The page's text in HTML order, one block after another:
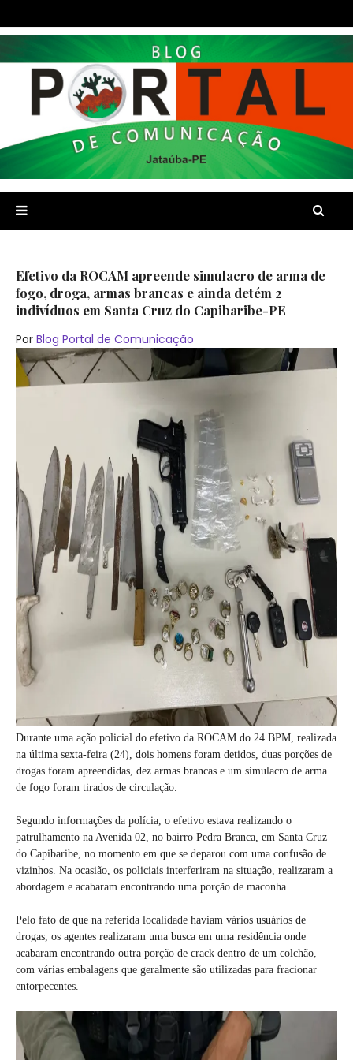
Efetivo da ROCAM apreende simulacro de arma de
fogo, droga, armas brancas e ainda detém 2
indivíduos em Santa Cruz do Capibaribe-PE
Por Blog Portal de Comunicação
Durante uma ação policial do efetivo da ROCAM do 24 BPM, realizada
na última sexta-feira (24), dois homens foram detidos, duas porções de
drogas foram apreendidas, dez armas brancas e um simulacro de arma
de fogo foram tirados de circulação.
Segundo informações da polícia, o efetivo estava realizando o
patrulhamento na Avenida 02, no bairro Pedra Branca, em Santa Cruz
do Capibaribe, no momento em que se deparou com uma confusão de
vizinhos. Na ocasião, os policiais interferiram na situação, realizaram a
abordagem e acabaram encontrando uma porção de maconha.
Pelo fato de que na referida localidade haviam vários usuários de
drogas, os agentes realizaram uma busca em uma residência onde
acabaram encontrando outra porção de crack dentro de um colchão,
com várias embalagens que geralmente são utilizadas para fracionar
entorpecentes.